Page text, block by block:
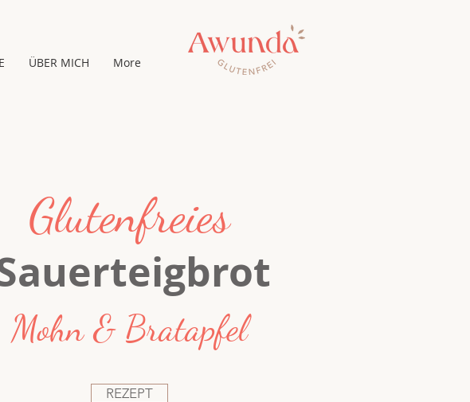
ÜBER MICH More
Glutenfreies
Mohn & Bratapfel
REZEPT